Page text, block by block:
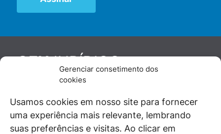
Gerenciar consetimento dos
cookies
Usamos cookies em nosso site para fornecer
uma experiência mais relevante, lembrando
suas preferências e visitas. Ao clicar em
GENJURÍDICO
De maneira independente, os autores e
juristas e doutrinadores nacionais, se posicionam
diante de questões relevantes do cotidiano e
universo jurídico.